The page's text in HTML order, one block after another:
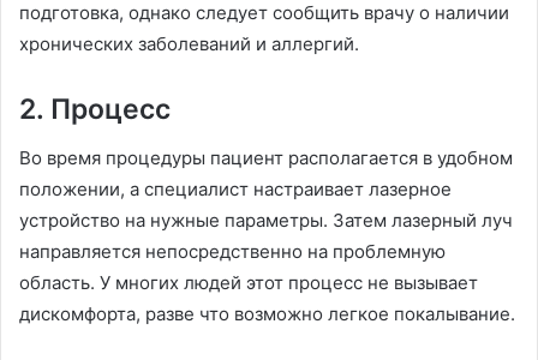
подготовка, однако следует сообщить врачу о наличии
хронических заболеваний и аллергий.
2. Процесс
Во время процедуры пациент располагается в удобном
положении, а специалист настраивает лазерное
устройство на нужные параметры. Затем лазерный луч
направляется непосредственно на проблемную
область. У многих людей этот процесс не вызывает
дискомфорта, разве что возможно легкое покалывание.